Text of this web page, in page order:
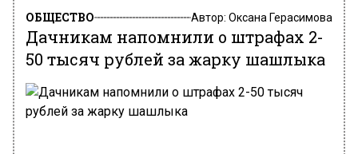
ОБЩЕСТВО Автор: Оксана Герасимова
Дачникам напомнили о штрафах 2-
50 тысяч рублей за жарку шашлыка